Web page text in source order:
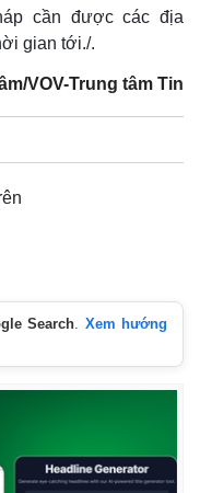
cần được các địa
gian tới./.
VOV-Trung tâm Tin
Search. Xem hướng